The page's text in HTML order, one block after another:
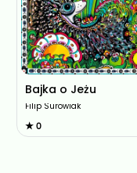
Bajka o Jeżu
Filip Surowiak
★ 0